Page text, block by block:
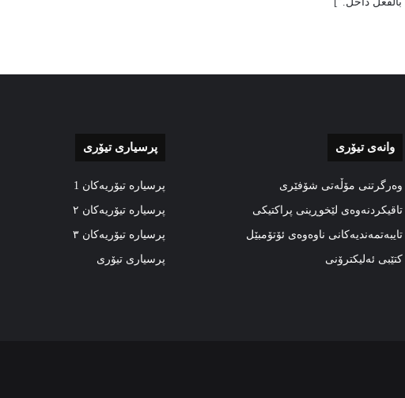
وانەی تیۆری
وەرگرتنی مۆڵەتی شۆفێری
تاقیکردنەوەی لێخوڕینی پراکتیکی
تایبەتمەندیەکانی ناوەوەی ئۆتۆمبێل
کتێبی ئەلیکترۆنی
پرسیاری تیۆری
پرسیارە تیۆریەکان 1
پرسیارە تیۆریەکان ٢
پرسیارە تیۆریەکان ٣
پرسیاری تیۆری